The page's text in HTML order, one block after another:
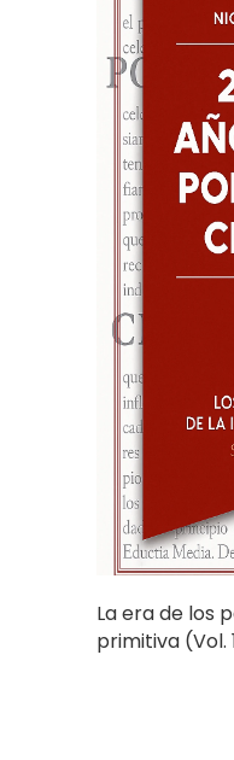
La era de los
primitiva (Vol.